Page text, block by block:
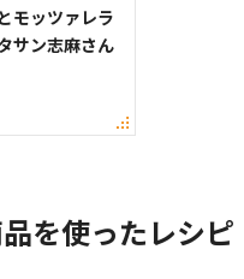
モッツァレラ
サン志麻さん
を使ったレシピ